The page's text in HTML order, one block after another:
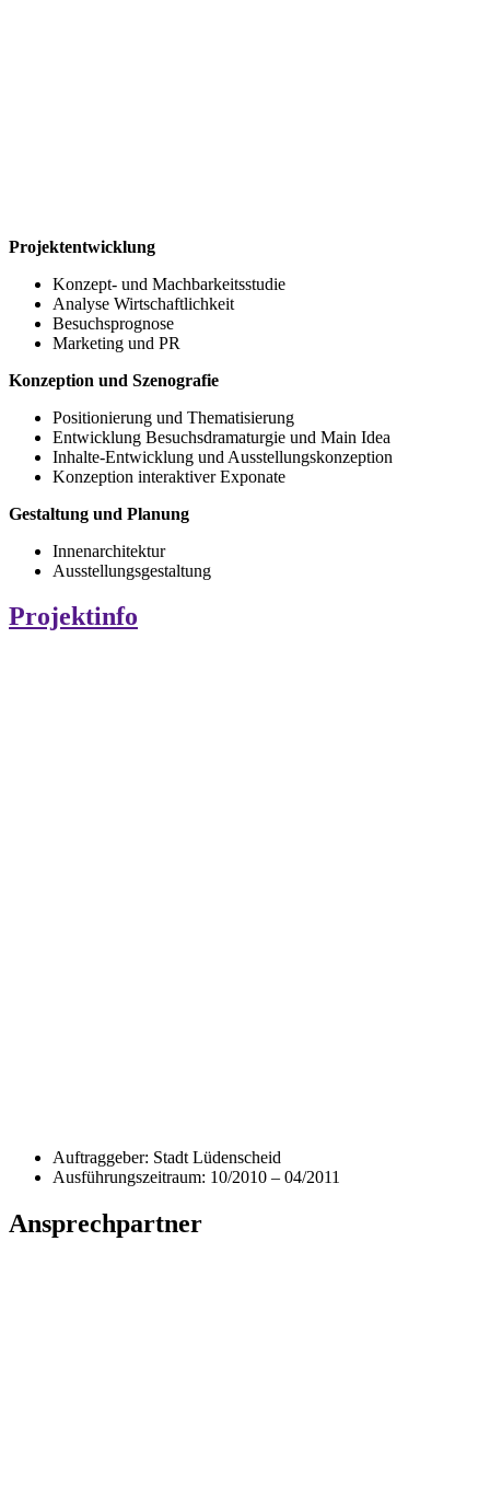
Projektentwicklung
Konzept- und Machbarkeitsstudie
Analyse Wirtschaftlichkeit
Besuchsprognose
Marketing und PR
Konzeption und Szenografie
Positionierung und Thematisierung
Entwicklung Besuchsdramaturgie und Main Idea
Inhalte-Entwicklung und Ausstellungskonzeption
Konzeption interaktiver Exponate
Gestaltung und Planung
Innenarchitektur
Ausstellungsgestaltung
Projektinfo
Auftraggeber: Stadt Lüdenscheid
Ausführungszeitraum: 10/2010 – 04/2011
Ansprechpartner